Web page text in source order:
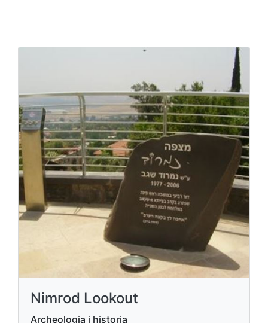
Nimrod Lookout
Archeologia i historia